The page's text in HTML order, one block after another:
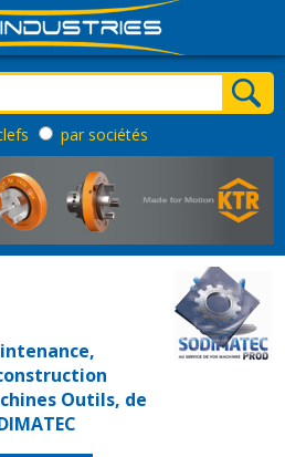
par sociétés
Outils, de